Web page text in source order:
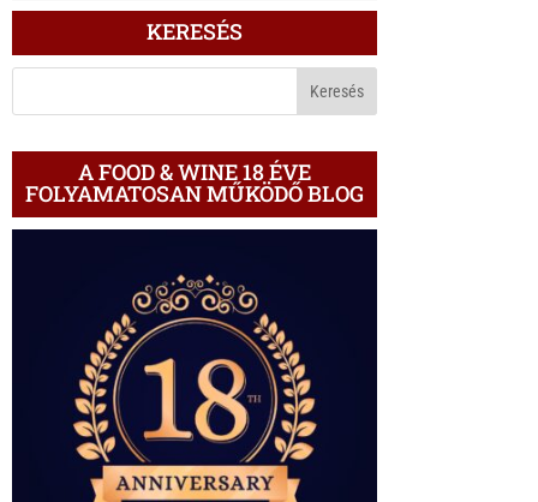
ÍRÁS
BLOGON
KERESÉS
A FOOD & WINE 18 ÉVE
FOLYAMATOSAN MŰKÖDŐ BLOG